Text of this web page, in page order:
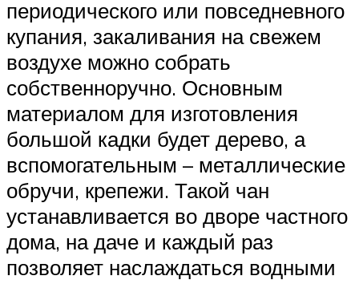
периодического или повседневного
купания, закаливания на свежем
воздухе можно собрать
собственноручно. Основным
материалом для изготовления
большой кадки будет дерево, а
вспомогательным – металлические
обручи, крепежи. Такой чан
устанавливается во дворе частного
дома, на даче и каждый раз
позволяет наслаждаться водными